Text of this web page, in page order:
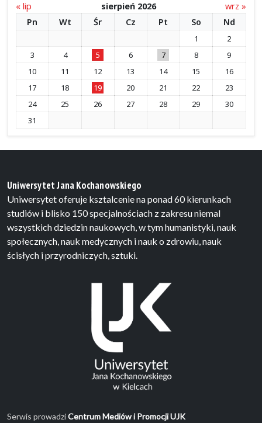
« lip sierpień 2026
wrz »
Pn
Wt Śr Cz Pt So Nd
1
2
3
4 5 6 7 8
9
10
11 12 13 14 15
16
17
18 19 20 21 22
23
24
25 26 27 28 29
30
31
Uniwersytet Jana Kochanowskiego
Uniwersytet oferuje ksztalcenie na ponad 60 kierunkach
studiów i blisko 150 specjalnościach z zakresu niemal
wszystkich dziedzin naukowych, w tym humanistyki, nauk
społecznych, nauk medycznych i nauk o zdrowiu, nauk
ścisłych i przyrodniczych, sztuki.
Serwis prowadziCentrum Mediów i Promocji UJK